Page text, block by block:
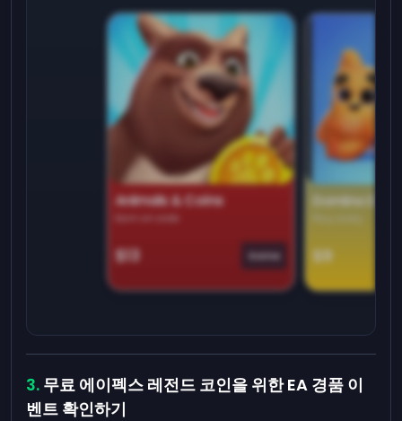
Animals & Coins
Earn on side
$13 Game
Domino
$9
무료 에이펙스 레전드 코인을 위한 EA 경품 이
벤트 확인하기